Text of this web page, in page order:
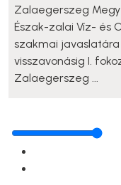
Zalaegerszeg
Észak-zalai Víz- és
szakmai javaslatára
visszavonásig I.
Zalaegerszeg ...